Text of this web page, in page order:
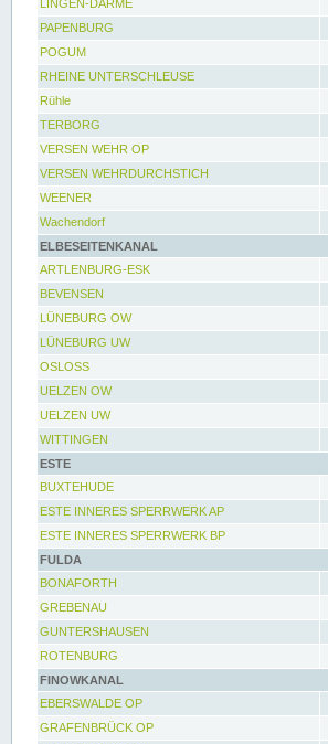
LINGEN-DARME
PAPENBURG
POGUM
RHEINE UNTERSCHLEUSE
Rühle
TERBORG
VERSEN WEHR OP
VERSEN WEHRDURCHSTICH
WEENER
Wachendorf
ELBESEITENKANAL
ARTLENBURG-ESK
BEVENSEN
LÜNEBURG OW
LÜNEBURG UW
OSLOSS
UELZEN OW
UELZEN UW
WITTINGEN
ESTE
BUXTEHUDE
ESTE INNERES SPERRWERK AP
ESTE INNERES SPERRWERK BP
FULDA
BONAFORTH
GREBENAU
GUNTERSHAUSEN
ROTENBURG
FINOWKANAL
EBERSWALDE OP
GRAFENBRÜCK OP